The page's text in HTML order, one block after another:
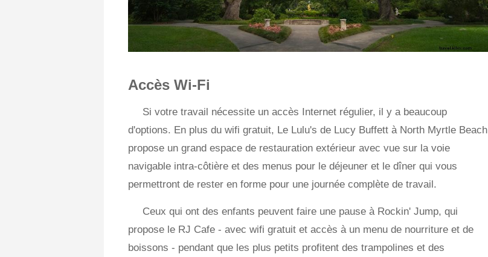
Accès Wi-Fi
Si votre travail nécessite un accès Internet régulier, il y a beaucoup
d'options. En plus du wifi gratuit, Le Lulu's de Lucy Buffett à North Myrtle Beach
propose un grand espace de restauration extérieur avec vue sur la voie
navigable intra-côtière et des menus pour le déjeuner et le dîner qui vous
permettront de rester en forme pour une journée complète de travail.
Ceux qui ont des enfants peuvent faire une pause à Rockin' Jump, qui
propose le RJ Cafe - avec wifi gratuit et accès à un menu de nourriture et de
boissons - pendant que les plus petits profitent des trampolines et des